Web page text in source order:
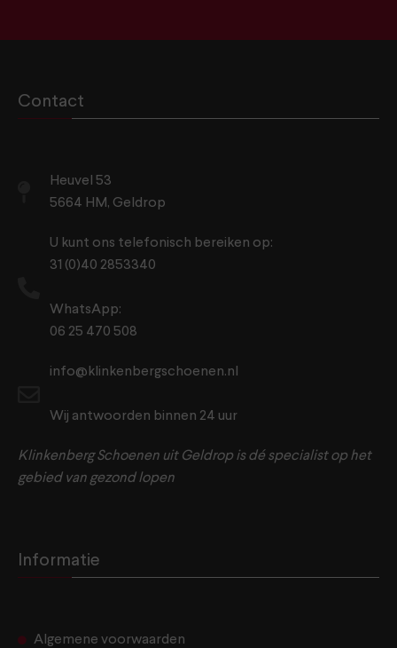
Contact
Heuvel 53
5664 HM, Geldrop
U kunt ons telefonisch bereiken op:
31 (0)40 2853340
WhatsApp:
06 25 470 508
info@klinkenbergschoenen.nl
Wij antwoorden binnen 24 uur
Klinkenberg Schoenen uit Geldrop is dé specialist op het
gebied van gezond lopen
Informatie
Algemene voorwaarden